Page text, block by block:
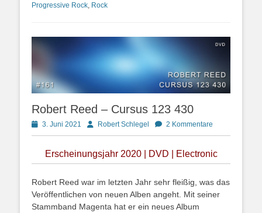
Progressive Rock, Rock
Robert Reed – Cursus 123 430
Posted
on
3. Juni 2021 AutorRobert Schlegel 2 Kommentare
Erscheinungsjahr 2020 | DVD | Electronic
Robert Reed war im letzten Jahr sehr fleißig, was das
Veröffentlichen von neuen Alben angeht. Mit seiner
Stammband Magenta hat er ein neues Album